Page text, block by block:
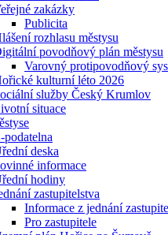
zakázky
Publicita
rozhlasu městysu
povodňový plán městysu
Varovný protipovodňový
kulturní léto 2026
služby Český Krumlov
situace
podatelna
deska
informace
hodiny
zastupitelstva
Informace z jednání
Pro zastupitele